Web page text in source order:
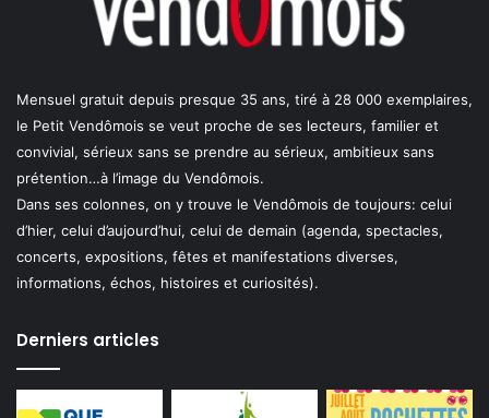
Mensuel gratuit depuis presque 35 ans, tiré à 28 000 exemplaires,
le Petit Vendômois se veut proche de ses lecteurs, familier et
convivial, sérieux sans se prendre au sérieux, ambitieux sans
prétention…à l’image du Vendômois.
Dans ses colonnes, on y trouve le Vendômois de toujours: celui
d’hier, celui d’aujourd’hui, celui de demain (agenda, spectacles,
concerts, expositions, fêtes et manifestations diverses,
informations, échos, histoires et curiosités).
Derniers articles